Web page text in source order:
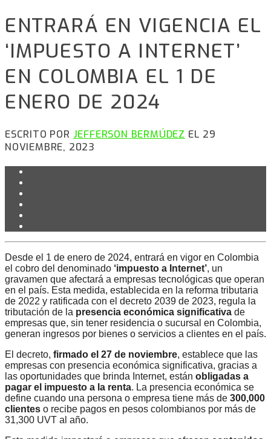
ENTRARÁ EN VIGENCIA EL
‘IMPUESTO A INTERNET’
EN COLOMBIA EL 1 DE
ENERO DE 2024
ESCRITO POR JEFFERSON BERMÚDEZ EL 29
NOVIEMBRE, 2023
Desde el 1 de enero de 2024, entrará en vigor en Colombia
el cobro del denominado ‘impuesto a Internet’, un
gravamen que afectará a empresas tecnológicas que operan
en el país. Esta medida, establecida en la reforma tributaria
de 2022 y ratificada con el decreto 2039 de 2023, regula la
tributación de la presencia económica significativa de
empresas que, sin tener residencia o sucursal en Colombia,
generan ingresos por bienes o servicios a clientes en el país.
El decreto, firmado el 27 de noviembre, establece que las
empresas con presencia económica significativa, gracias a
las oportunidades que brinda Internet, están obligadas a
pagar el impuesto a la renta. La presencia económica se
define cuando una persona o empresa tiene más de 300,000
clientes o recibe pagos en pesos colombianos por más de
31,300 UVT al año.